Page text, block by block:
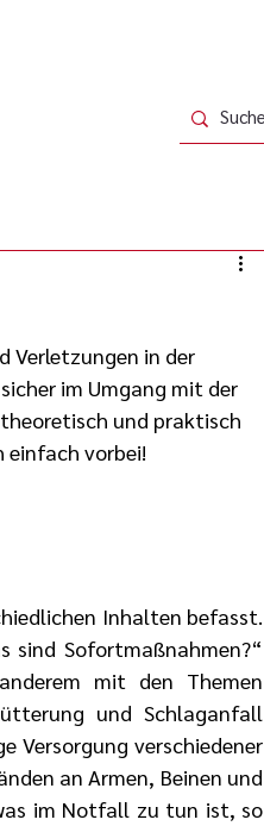
Verletzungen in der
im Umgang mit der
theoretisch und praktisch
einfach vorbei!
Inhalten befasst.
sind Sofortmaßnahmen?“
mit den Themen
und Schlaganfall
Versorgung verschiedener
an Armen, Beinen und
im Notfall zu tun ist, so